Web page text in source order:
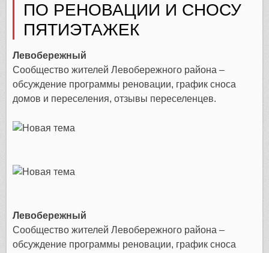
ПО РЕНОВАЦИИ И СНОСУ
ПЯТИЭТАЖЕК
Левобережный
Сообщество жителей Левобережного района –
обсуждение программы реновации, график сноса
домов и переселения, отзывы переселенцев.
Левобережный
Сообщество жителей Левобережного района –
обсуждение программы реновации, график сноса